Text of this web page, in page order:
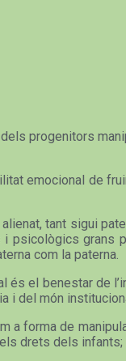
progenitors
emocional de
tant sigui
psicològics grans
com la paterna.
el benestar de
i del món
a forma de
drets dels